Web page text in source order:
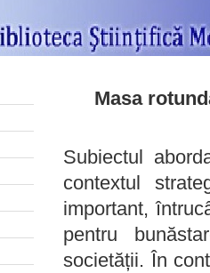
Masa
Subiectul
contextul
important,
pentru
societății. În